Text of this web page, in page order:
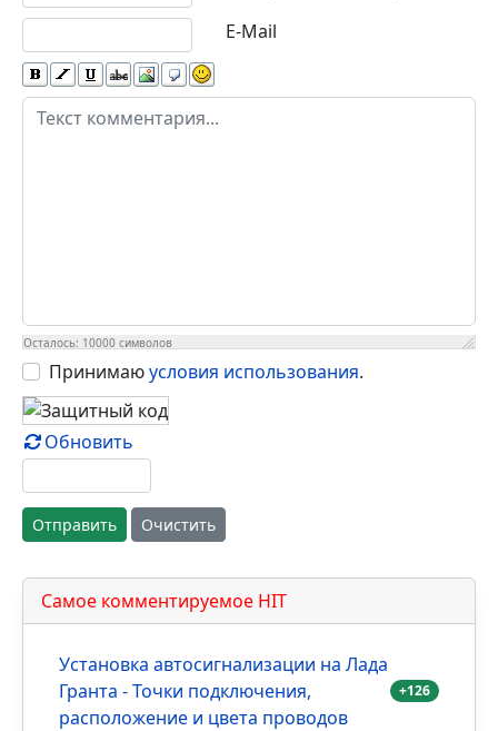
E-Mail
Осталось: 10000 символов
Принимаюусловия использования.
Обновить
Отправить Очистить
Самое комментируемое HIT
Установка автосигнализации на Лада
Гранта - Точки подключения,
расположение и цвета проводов
+126